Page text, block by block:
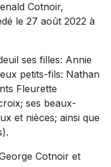
Cotnoir,
le 27 août 2022 à
ses filles: Annie
petits-fils: Nathan
Fleurette
ses beaux-
et nièces; ainsi que
Cotnoir et